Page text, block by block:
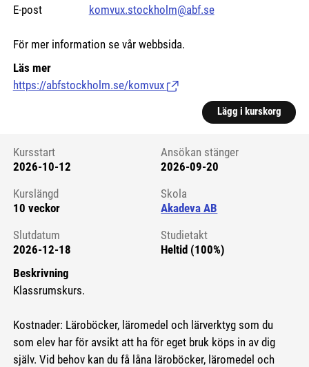
E-post
komvux.stockholm@abf.se
För mer information se vår webbsida.
Läs mer
https://abfstockholm.se/komvux (Länk till extern sida.)
Lägg i kurskorg
Kursstart 6131157
Kursstart
2026-10-12
Ansökan stänger
2026-09-20
Kurslängd
10 veckor
Skola
Akadeva AB
Slutdatum
2026-12-18
Studietakt
Heltid (100%)
Beskrivning
Klassrumskurs.
Kostnader: Läroböcker, läromedel och lärverktyg som du
som elev har för avsikt att ha för eget bruk köps in av dig
själv. Vid behov kan du få låna läroböcker, läromedel och